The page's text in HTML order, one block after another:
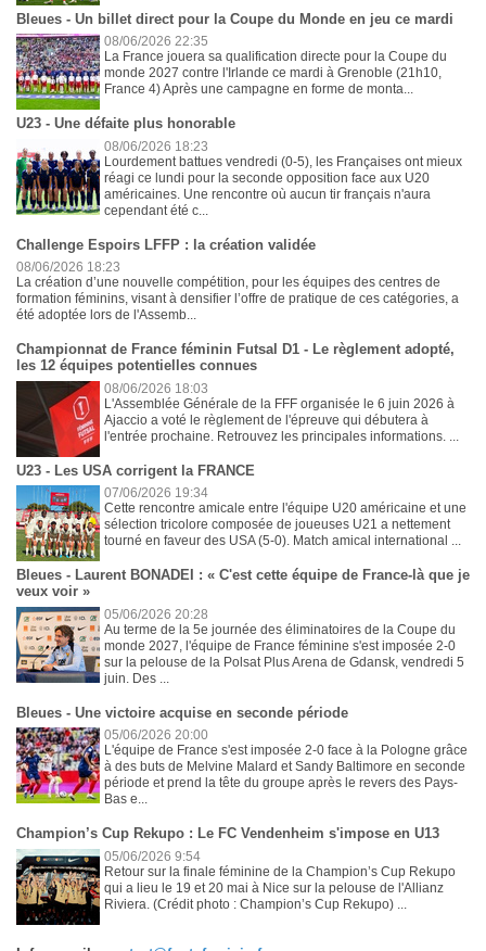
Bleues - Un billet direct pour la Coupe du Monde en jeu ce mardi
08/06/2026 22:35
La France jouera sa qualification directe pour la Coupe du
monde 2027 contre l'Irlande ce mardi à Grenoble (21h10,
France 4) Après une campagne en forme de monta...
U23 - Une défaite plus honorable
08/06/2026 18:23
Lourdement battues vendredi (0-5), les Françaises ont mieux
réagi ce lundi pour la seconde opposition face aux U20
américaines. Une rencontre où aucun tir français n'aura
cependant été c...
Challenge Espoirs LFFP : la création validée
08/06/2026 18:23
La création d’une nouvelle compétition, pour les équipes des centres de
formation féminins, visant à densifier l’offre de pratique de ces catégories, a
été adoptée lors de l'Assemb...
Championnat de France féminin Futsal D1 - Le règlement adopté,
les 12 équipes potentielles connues
08/06/2026 18:03
L'Assemblée Générale de la FFF organisée le 6 juin 2026 à
Ajaccio a voté le règlement de l'épreuve qui débutera à
l'entrée prochaine. Retrouvez les principales informations. ...
U23 - Les USA corrigent la FRANCE
07/06/2026 19:34
Cette rencontre amicale entre l'équipe U20 américaine et une
sélection tricolore composée de joueuses U21 a nettement
tourné en faveur des USA (5-0). Match amical international ...
Bleues - Laurent BONADEI : « C'est cette équipe de France-là que je
veux voir »
05/06/2026 20:28
Au terme de la 5e journée des éliminatoires de la Coupe du
monde 2027, l'équipe de France féminine s'est imposée 2-0
sur la pelouse de la Polsat Plus Arena de Gdansk, vendredi 5
juin. Des ...
Bleues - Une victoire acquise en seconde période
05/06/2026 20:00
L'équipe de France s'est imposée 2-0 face à la Pologne grâce
à des buts de Melvine Malard et Sandy Baltimore en seconde
période et prend la tête du groupe après le revers des Pays-
Bas e...
Champion’s Cup Rekupo : Le FC Vendenheim s'impose en U13
05/06/2026 9:54
Retour sur la finale féminine de la Champion’s Cup Rekupo
qui a lieu le 19 et 20 mai à Nice sur la pelouse de l'Allianz
Riviera. (Crédit photo : Champion’s Cup Rekupo) ...